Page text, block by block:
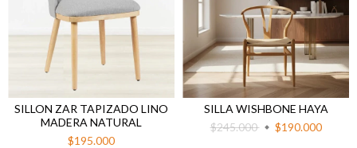
SILLON ZAR TAPIZADO LINO
MADERA NATURAL
$195.000
SILLA WISHBONE HAYA
$245.000
$190.000